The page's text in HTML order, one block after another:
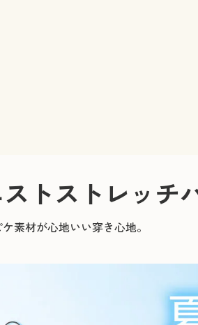
トストレッチ
素材が心地いい穿き心地。